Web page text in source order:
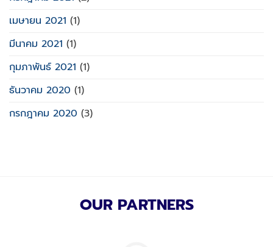
เมษายน 2021 (1)
มีนาคม 2021 (1)
กุมภาพันธ์ 2021 (1)
ธันวาคม 2020 (1)
กรกฎาคม 2020 (3)
OUR PARTNERS